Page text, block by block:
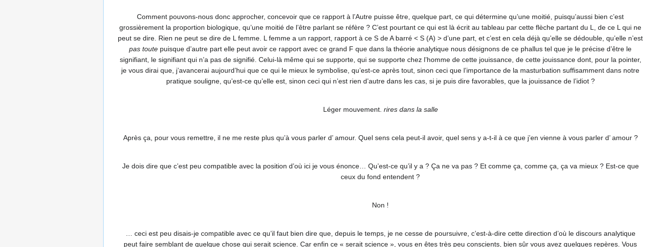
Comment pouvons-nous donc approcher, concevoir que ce rapport à l’Autre puisse être, quelque part, ce qui détermine qu’une moitié, puisqu’aussi bien c’est
grossièrement la proportion biologique, qu’une moitié de l’être parlant se réfère ? C’est pourtant ce qui est là écrit au tableau par cette flèche partant du L, de ce L qui ne
peut se dire. Rien ne peut se dire de L femme. L femme a un rapport, rapport à ce S de A barré < S (A) > d’une part, et c’est en cela déjà qu’elle se dédouble, qu’elle n’est
pas toute puisque d’autre part elle peut avoir ce rapport avec ce grand F que dans la théorie analytique nous désignons de ce phallus tel que je le précise d’être le
signifiant, le signifiant qui n’a pas de signifié. Celui-là même qui se supporte, qui se supporte chez l’homme de cette jouissance, de cette jouissance dont, pour la pointer,
je vous dirai que, j’avancerai aujourd’hui que ce qui le mieux le symbolise, qu’est-ce après tout, sinon ceci que l’importance de la masturbation suffisamment dans notre
pratique souligne, qu’est-ce qu’elle est, sinon ceci qui n’est rien d’autre dans les cas, si je puis dire favorables, que la jouissance de l’idiot ?
Léger mouvement. rires dans la salle
Après ça, pour vous remettre, il ne me reste plus qu’à vous parler d’ amour. Quel sens cela peut-il avoir, quel sens y a-t-il à ce que j’en vienne à vous parler d’ amour ?
Je dois dire que c’est peu compatible avec la position d’où ici je vous énonce… Qu’est-ce qu’il y a ? Ça ne va pas ? Et comme ça, comme ça, ça va mieux ? Est-ce que
ceux du fond entendent ?
Non !
… ceci est peu disais-je compatible avec ce qu’il faut bien dire que, depuis le temps, je ne cesse de poursuivre, c’est-à-dire cette direction d’où le discours analytique
peut faire semblant de quelque chose qui serait science. Car enfin ce « serait science », vous en êtes très peu conscients, bien sûr vous avez quelques repères. Vous